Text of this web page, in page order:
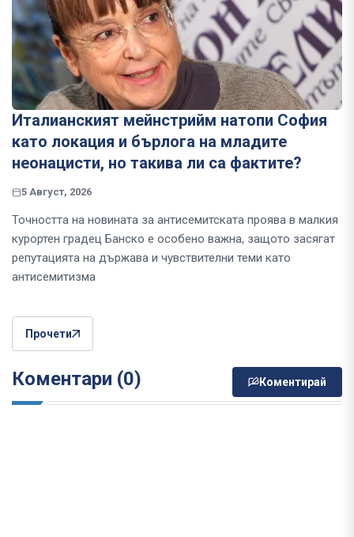
Италианският мейнстрийм натопи София
като локация и бърлога на младите
неонацисти, но такива ли са фактите?
5 Август, 2026
Точността на новината за антисемитската проява в малкия
курортен градец Банско е особено важна, защото засягат
репутацията на държава и чувствителни теми като
антисемитизма
Прочети
Коментари (0) Коментирай